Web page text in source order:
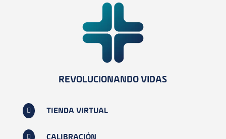
REVOLUCIONANDO VIDAS
 TIENDA VIRTUAL
